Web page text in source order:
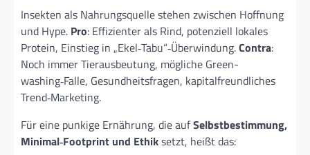
Insekten als Nahrungs­quelle stehen zwischen Hoffnung
und Hype. Pro: Effizienter als Rind, potenziell lokales
Protein, Einstieg in „Ekel‑Tabu“‑Überwindung.Contra:
Noch immer Tier­ausbeutung, mögliche Green­
washing‑Falle, Gesundheits­fragen, kapital­freundliches
Trend‑Marketing.
Für eine punkige Ernährung, die aufSelbstbestimmung,
Minimal‑Footprint und Ethiksetzt, heißt das: